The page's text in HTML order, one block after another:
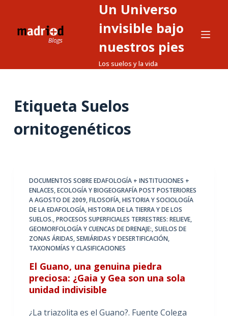
o
Un Universo
invisible bajo
nuestros pies
Los suelos y la vida
Etiqueta Suelos
ornitogenéticos
DOCUMENTOS SOBRE EDAFOLOGÍA + INSTITUCIONES +
ENLACES,ECOLOGÍA Y BIOGEOGRAFÍA POST POSTERIORES
A AGOSTO DE 2009,FILOSOFÍA, HISTORIA Y SOCIOLOGÍA
DE LA EDAFOLOGÍA,HISTORIA DE LA TIERRA Y DE LOS
SUELOS.,PROCESOS SUPERFICIALES TERRESTRES: RELIEVE,
GEOMORFOLOGÍA Y CUENCAS DE DRENAJE:,SUELOS DE
ZONAS ÁRIDAS, SEMIÁRIDAS Y DESERTIFICACIÓN,
TAXONOMÍAS Y CLASIFICACIONES
El Guano, una genuina piedra
preciosa: ¿Gaia y Gea son una sola
unidad indivisible
¿La triazolita es el Guano?. Fuente Colega